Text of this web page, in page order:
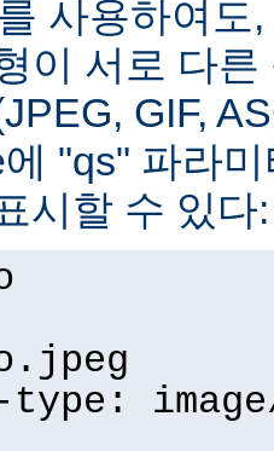
사용하여도
이 서로 다
GIF,
"qs" 파라
시할 수 있다:
type: